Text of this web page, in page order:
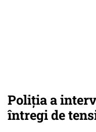
Poliția a
întregi de